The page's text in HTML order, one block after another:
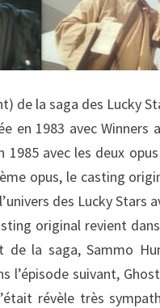
de la saga des Lucky
en 1983 avec Winners
avec les deux
opus, le casting
des Lucky Stars
original revient
la saga, Sammo
l’épisode suivant,
révèle très